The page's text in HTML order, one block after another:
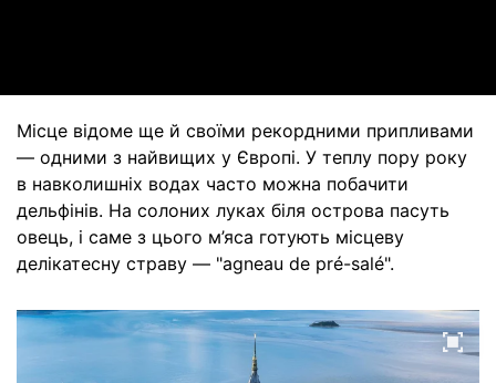
Місце відоме ще й своїми рекордними припливами
— одними з найвищих у Європі. У теплу пору року
в навколишніх водах часто можна побачити
дельфінів. На солоних луках біля острова пасуть
овець, і саме з цього м’яса готують місцеву
делікатесну страву — "agneau de pré-salé".